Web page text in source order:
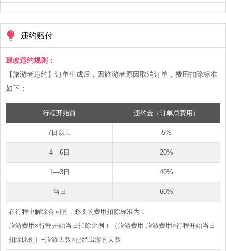
违约赔付
退改违约规则：
【旅游者违约】订单生成后，因旅游者原因取消订单，费用扣除标准
如下：
行程开始前 违约金（订单总费用）
7日以上 5%
4—6日 20%
1—3日 40%
当日 60%
在行程中解除合同的，必要的费用扣除标准为：
旅游费用×行程开始当日扣除比例＋（旅游费用-旅游费用×行程开始当日
扣除比例）÷旅游天数×已经出游的天数